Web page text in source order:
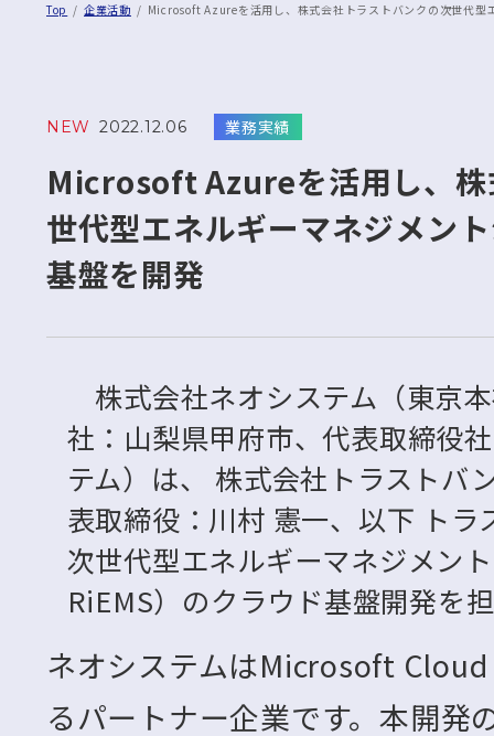
Top 企業活動 Microsoft Azureを活用し、株式会社トラストバンクの次世代型
NEW 2022.12.06 業務実績
Microsoft Azureを活用し、株
世代型エネルギーマネジメン
基盤を開発
株式会社ネオシステム（東京
社：山梨県甲府市、代表取締役
テム）は、 株式会社トラストバ
表取締役：川村 憲一、以下 ト
次世代型エネルギーマネジメン
RiEMS）のクラウド基盤開発を
ネオシステムはMicrosoft
るパートナー企業です。本開発